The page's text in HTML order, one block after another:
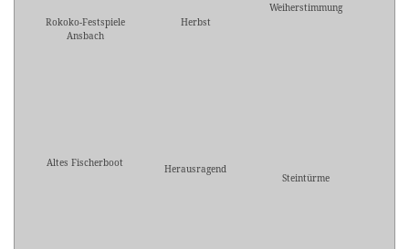
Rokoko-Festspiele
Ansbach
Herbst
Weiherstimmung
Altes Fischerboot Herausragend
Steintürme